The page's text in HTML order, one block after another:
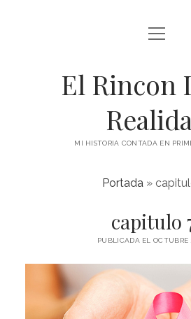
abrir
menú
El Rincon
MI HISTORIA CONTADA EN
Portada »
capitulo
PUBLICADA EL OCTUBRE